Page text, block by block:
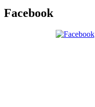
Facebook